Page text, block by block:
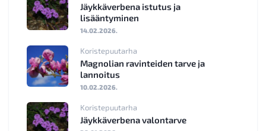
Jäykkäverbena istutus ja
lisääntyminen
14.02.2026.
Koristepuutarha
Magnolian ravinteiden tarve ja
lannoitus
10.02.2026.
Koristepuutarha
Jäykkäverbena valontarve